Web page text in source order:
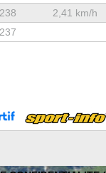
238
2,41 km/h
237